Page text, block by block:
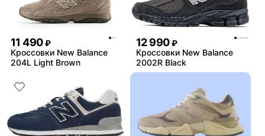
11 490 ₽
Кроссовки New Balance
204L Light Brown
12 990 ₽
Кроссовки New Balance
2002R Black